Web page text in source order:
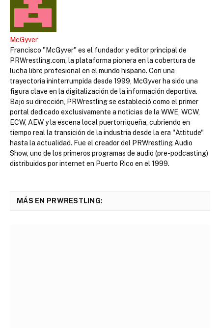
McGyver
Francisco "McGyver" es el fundador y editor principal de
PRWrestling.com, la plataforma pionera en la cobertura de
lucha libre profesional en el mundo hispano. Con una
trayectoria ininterrumpida desde 1999, McGyver ha sido una
figura clave en la digitalización de la información deportiva.
Bajo su dirección, PRWrestling se estableció como el primer
portal dedicado exclusivamente a noticias de la WWE, WCW,
ECW, AEW y la escena local puertorriqueña, cubriendo en
tiempo real la transición de la industria desde la era "Attitude"
hasta la actualidad. Fue el creador del PRWrestling Audio
Show, uno de los primeros programas de audio (pre-podcasting)
distribuidos por internet en Puerto Rico en el 1999.
MÁS EN PRWRESTLING: